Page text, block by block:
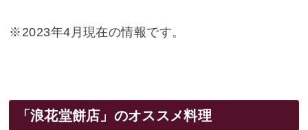
※2023年4月現在の情報です。
「浪花堂餅店」のオススメ料理